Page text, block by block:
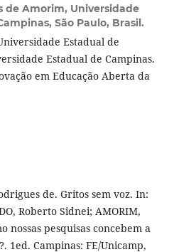
de Amorim, Universidade
São Paulo, Brasil.
Estadual de
Estadual de Campinas.
em Educação Aberta da
de. Gritos sem voz. In:
Roberto Sidnei; AMORIM,
nossas pesquisas concebem a
1ed. Campinas: FE/Unicamp,